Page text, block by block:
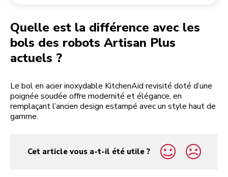
Quelle est la différence avec les
bols des robots Artisan Plus
actuels ?
Le bol en acier inoxydable KitchenAid revisité doté d’une
poignée soudée offre modernité et élégance, en
remplaçant l’ancien design estampé avec un style haut de
gamme.
Cet article vous a-t-il été utile ?
yes
no